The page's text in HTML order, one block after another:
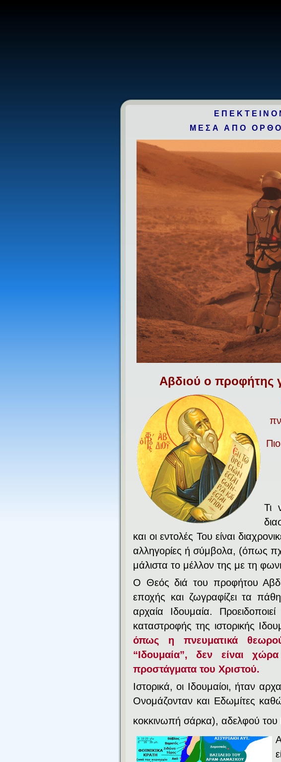
ΜΕΣΑ ΑΠΟ
Αβδιού ο προφήτης
Τι
και οι εντολές Του είναι
αλληγορίες ή σύμβολα, (όπως
μάλιστα το μέλλον της με τη
Ο Θεός διά του προφήτου
εποχής και ζωγραφίζει τα
αρχαία Ιδουμαία.
καταστροφής της ιστορικής
όπως η πνευματικά
“Ιδουμαία”, δεν είναι
προστάγματα του Χριστού.
Ιστορικά, οι Ιδουμαίοι, ήταν
Ονομάζονταν και Εδωμίτες
κοκκινωπή σάρκα), αδελφού του